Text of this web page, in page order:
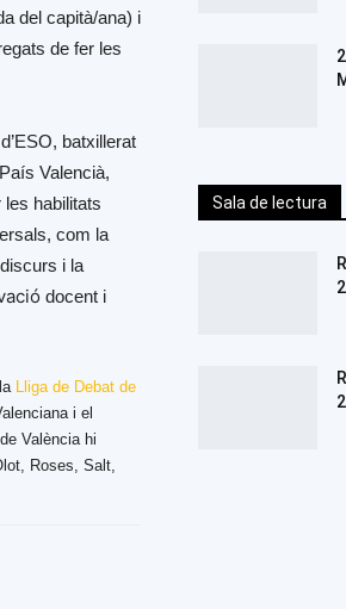
del capità/ana) i
de fer les
batxillerat
Valencià,
habilitats
com la
discurs i la
docent i
Lliga de Debat de
i el
València hi
Roses, Salt,
Sala de lectura